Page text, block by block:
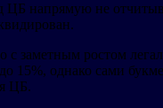
напрямую не
заметным ростом
15%, однако сами
ЦБ.